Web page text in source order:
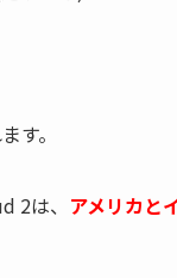
す。
2は、 アメリカと